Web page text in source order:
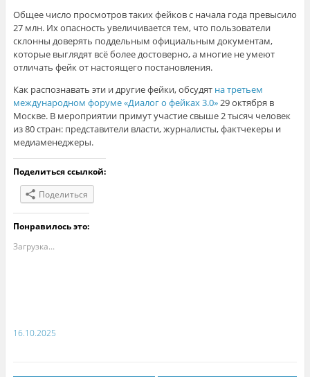
Общее число просмотров таких фейков с начала года превысило
27 млн. Их опасность увеличивается тем, что пользователи
склонны доверять поддельным официальным документам,
которые выглядят всё более достоверно, а многие не умеют
отличать фейк от настоящего постановления.
Как распознавать эти и другие фейки, обсудят на третьем
международном форуме «Диалог о фейках 3.0»29 октября в
Москве. В мероприятии примут участие свыше 2 тысяч человек
из 80 стран: представители власти, журналисты, фактчекеры и
медиаменеджеры.
Поделиться ссылкой:
Поделиться
Понравилось это:
Загрузка...
16.10.2025